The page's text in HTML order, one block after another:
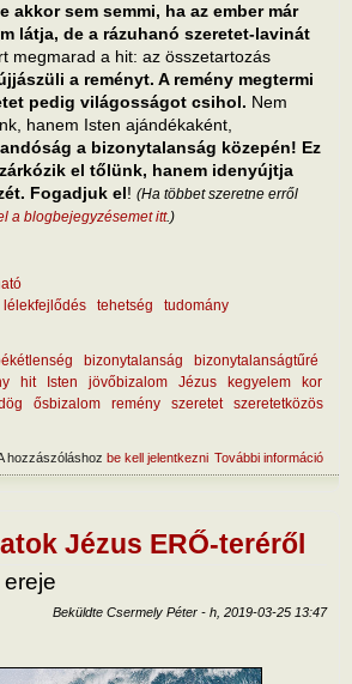
akkor sem semmi, ha az ember már
látja, de a rázuhanó szeretet-lavinát
megmarad a hit: az összetartozás
a reményt. A remény megtermi
pedig világosságot csihol. Nem
hanem Isten ajándékaként,
a bizonytalanság közepén! Ez
el tőlünk, hanem idenyújtja
Fogadjuk el! (Ha többet szeretne erről
a blogbejegyzésemet itt.)
lélekfejlődés tehetség
tudomány
bizonytalanság
bizonytalanságtűré
hit Isten jövőbizalom Jézus kegyelem
kor
ősbizalom remény szeretet
szeretetközös
További információ
el a
hozzászóláshoz be kell jelentkezni
Jézus ERŐ-teréről
Beküldte Csermely Péter - h, 2019-03-25 13:47